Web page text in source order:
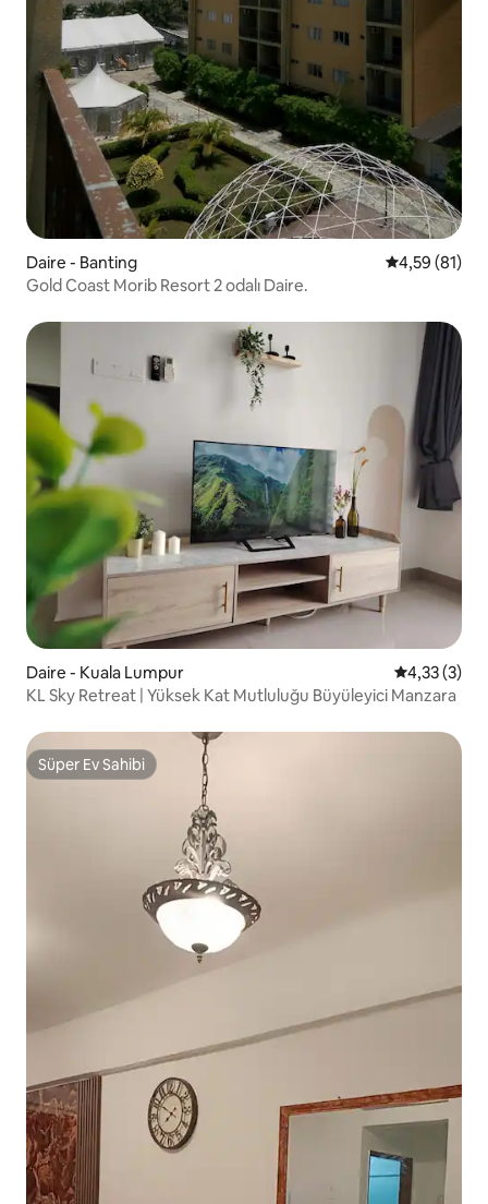
Daire - Banting 5 üzerinden
4,59 (81)
Gold Coast Morib Resort 2 odalı Daire.
Daire - Kuala Lumpur 5 üzerinden
4,33 (3)
KL Sky Retreat | Yüksek Kat Mutluluğu Büyüleyici Manzara
Süper Ev Sahibi
Süper Ev Sahibi